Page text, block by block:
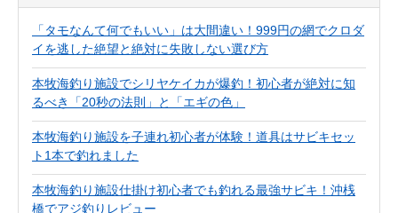
「タモなんて何でもいい」は大間違い！999円の網でクロダ
イを逃した絶望と絶対に失敗しない選び方
本牧海釣り施設でシリヤケイカが爆釣！初心者が絶対に知
るべき「20秒の法則」と「エギの色」
本牧海釣り施設を子連れ初心者が体験！道具はサビキセッ
ト1本で釣れました
本牧海釣り施設仕掛け初心者でも釣れる最強サビキ！沖桟
橋でアジ釣りレビュー